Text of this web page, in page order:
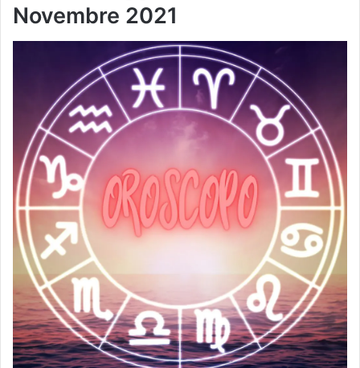
Novembre 2021